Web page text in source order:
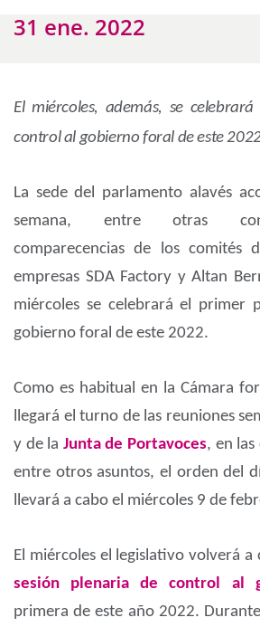
31 ene. 2022
El miércoles, además, se
control al gobierno foral de este
La sede del parlamento alavés
semana, entre otras
comparecencias de los comités
empresas SDA Factory y Altan
miércoles se celebrará el primer
gobierno foral de este 2022.
Como es habitual en la Cámara
llegará el turno de las reuniones
y de la Junta de Portavoces, en las
entre otros asuntos, el orden del
llevará a cabo el miércoles 9 de
El miércoles el legislativo volverá a
sesión plenaria de control al
primera de este año 2022.